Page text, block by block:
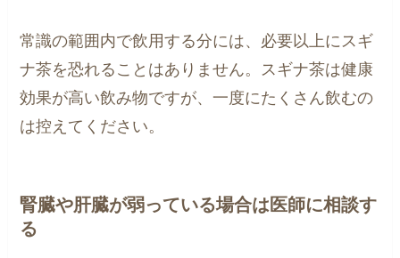
常識の範囲内で飲用する分には、必要以上にスギ
ナ茶を恐れることはありません。スギナ茶は健康
効果が高い飲み物ですが、一度にたくさん飲むの
は控えてください。
腎臓や肝臓が弱っている場合は医師に相談す
る